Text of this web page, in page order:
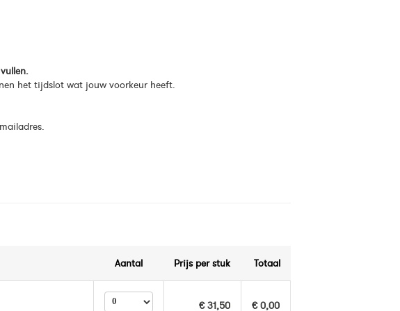
het tijdslot wat jouw voorkeur heeft.
Aantal Prijs per stuk Totaal
€ 31,50 € 0,00